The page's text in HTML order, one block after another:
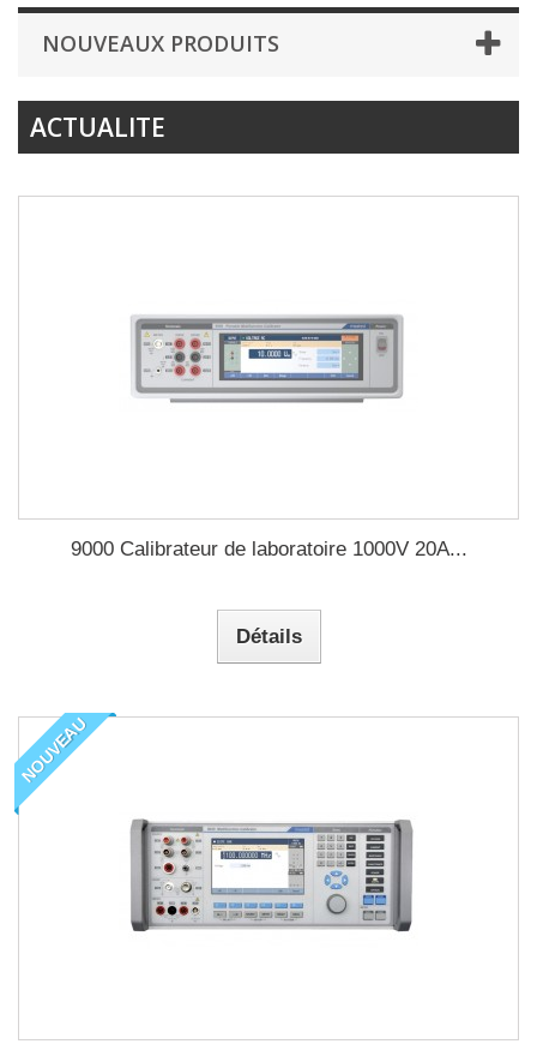
NOUVEAUX PRODUITS
ACTUALITE
9000 Calibrateur de laboratoire 1000V 20A...
Détails
NOUVEAU